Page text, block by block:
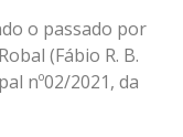
o passado por
(Fábio R. B.
nº02/2021, da